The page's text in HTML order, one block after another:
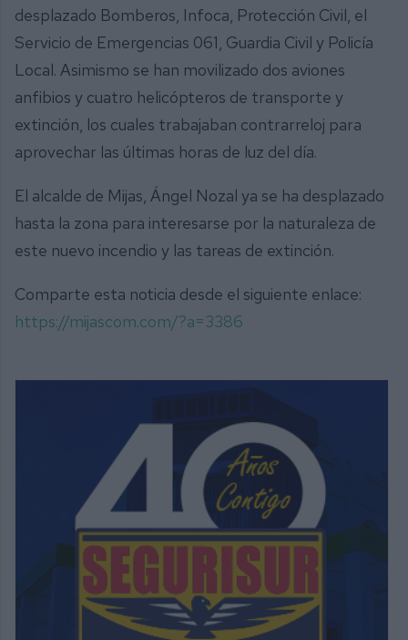
desplazado Bomberos, Infoca, Protección Civil, el
Servicio de Emergencias 061, Guardia Civil y Policía
Local. Asimismo se han movilizado dos aviones
anfibios y cuatro helicópteros de transporte y
extinción, los cuales trabajaban contrarreloj para
aprovechar las últimas horas de luz del día.
El alcalde de Mijas, Ángel Nozal ya se ha desplazado
hasta la zona para interesarse por la naturaleza de
este nuevo incendio y las tareas de extinción.
Comparte esta noticia desde el siguiente enlace:
https://mijascom.com/?a=3386